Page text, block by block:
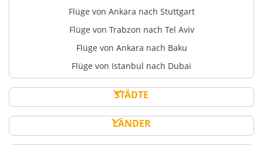
Flüge von Ankara nach Stuttgart
Flüge von Trabzon nach Tel Aviv
Flüge von Ankara nach Baku
Flüge von Istanbul nach Dubai
STÄDTE
LÄNDER